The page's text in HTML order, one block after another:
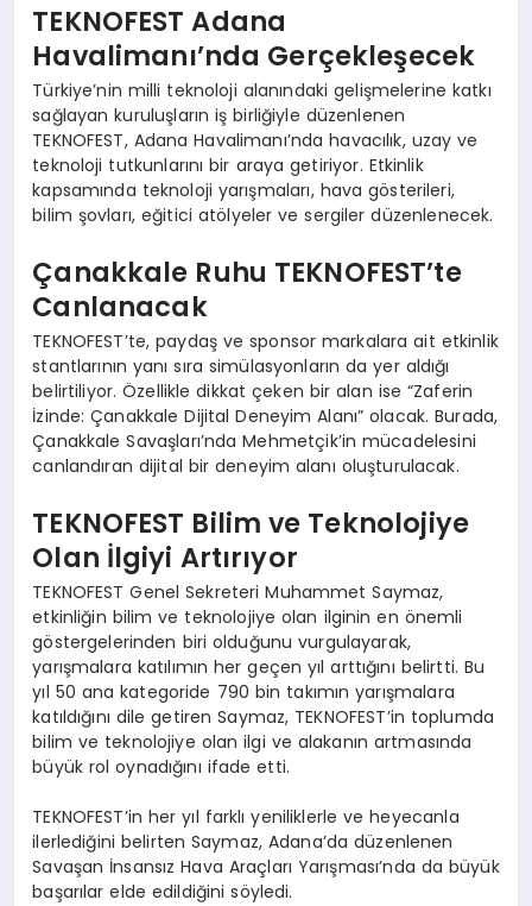
TEKNOFEST Adana
Havalimanı’nda Gerçekleşecek
Türkiye’nin milli teknoloji alanındaki gelişmelerine katkı
sağlayan kuruluşların iş birliğiyle düzenlenen
TEKNOFEST, Adana Havalimanı’nda havacılık, uzay ve
teknoloji tutkunlarını bir araya getiriyor. Etkinlik
kapsamında teknoloji yarışmaları, hava gösterileri,
bilim şovları, eğitici atölyeler ve sergiler düzenlenecek.
Çanakkale Ruhu TEKNOFEST’te
Canlanacak
TEKNOFEST’te, paydaş ve sponsor markalara ait etkinlik
stantlarının yanı sıra simülasyonların da yer aldığı
belirtiliyor. Özellikle dikkat çeken bir alan ise “Zaferin
İzinde: Çanakkale Dijital Deneyim Alanı” olacak. Burada,
Çanakkale Savaşları’nda Mehmetçik’in mücadelesini
canlandıran dijital bir deneyim alanı oluşturulacak.
TEKNOFEST Bilim ve Teknolojiye
Olan İlgiyi Artırıyor
TEKNOFEST Genel Sekreteri Muhammet Saymaz,
etkinliğin bilim ve teknolojiye olan ilginin en önemli
göstergelerinden biri olduğunu vurgulayarak,
yarışmalara katılımın her geçen yıl arttığını belirtti. Bu
yıl 50 ana kategoride 790 bin takımın yarışmalara
katıldığını dile getiren Saymaz, TEKNOFEST’in toplumda
bilim ve teknolojiye olan ilgi ve alakanın artmasında
büyük rol oynadığını ifade etti.
TEKNOFEST’in her yıl farklı yeniliklerle ve heyecanla
ilerlediğini belirten Saymaz, Adana’da düzenlenen
Savaşan İnsansız Hava Araçları Yarışması’nda da büyük
başarılar elde edildiğini söyledi.